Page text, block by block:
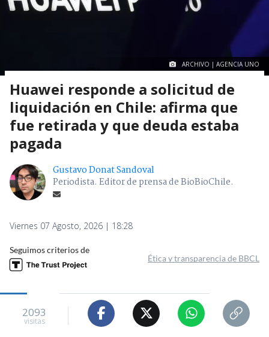
ARCHIVO | AGENCIA UNO
Huawei responde a solicitud de
liquidación en Chile: afirma que
fue retirada y que deuda estaba
pagada
Gustavo Donat Sandoval
Periodista. Editor de prensa de BioBioChile.
Viernes 07 Agosto, 2026 | 18:28
Seguimos criterios de
Ética y transparencia de BBCL
2093
visitas